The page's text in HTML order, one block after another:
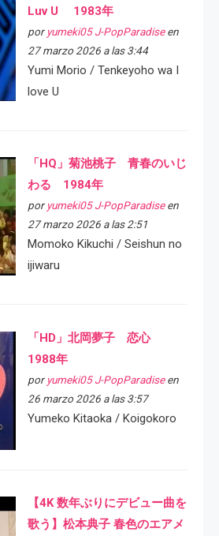
Luv U 1983年
por yumeki05 J-PopParadiseen
27 marzo 2026 a las 3:44
Yumi Morio / Tenkeyoho wa I
love U
「HQ」菊池桃子 青春のいじ
わる 1984年
por yumeki05 J-PopParadiseen
27 marzo 2026 a las 2:51
Momoko Kikuchi / Seishun no
ijiwaru
「HD」北岡夢子 恋心
1988年
por yumeki05 J-PopParadiseen
26 marzo 2026 a las 3:57
Yumeko Kitaoka / Koigokoro
【4K 数年ぶりにデビュー曲を
歌う】松本典子 春色のエアメ